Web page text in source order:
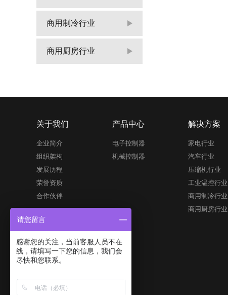
商用制冷行业
商用厨房行业
关于我们
企业简介
组织架构
发展历程
荣誉资质
合作伙伴
产品中心
电子控制器
机械控制器
解决方案
家电行业
汽车行业
压缩机行业
工业温控行业
商用制冷行业
商用厨房行业
请您留言
感谢您的关注，当前客服人员不在
线，请填写一下您的信息，我们会
尽快和您联系。